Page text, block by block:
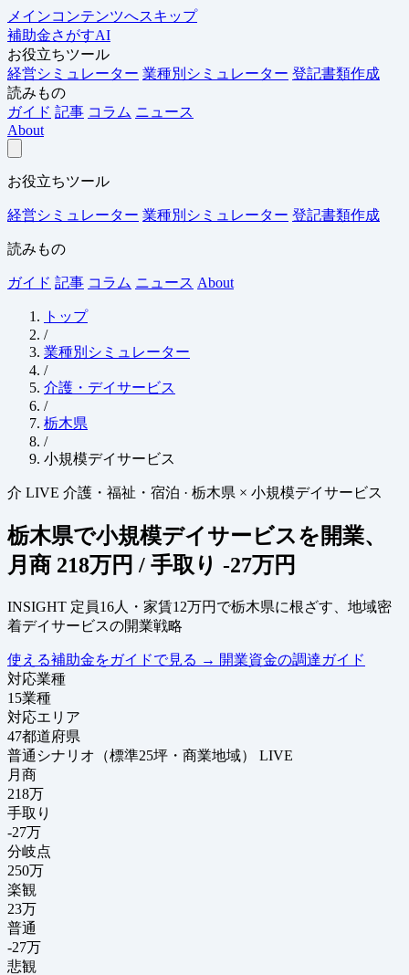
メインコンテンツへスキップ
補助金さがすAI
お役立ちツール
経営シミュレーター 業種別シミュレーター 登記書類作成
読みもの
ガイド 記事 コラム ニュース
About
お役立ちツール
経営シミュレーター 業種別シミュレーター 登記書類作成
読みもの
ガイド 記事 コラム ニュース About
トップ
/
業種別シミュレーター
/
介護・デイサービス
/
栃木県
/
小規模デイサービス
介 LIVE 介護・福祉・宿泊 · 栃木県 × 小規模デイサービス
栃木県で小規模デイサービスを開業、
月商 218万円 / 手取り -27万円
INSIGHT 定員16人・家賃12万円で栃木県に根ざす、地域密
着デイサービスの開業戦略
使える補助金をガイドで見る → 開業資金の調達ガイド
対応業種
15業種
対応エリア
47都道府県
普通シナリオ（標準25坪・商業地域）
LIVE
月商
218万
手取り
-27万
分岐点
250万
楽観
23万
普通
-27万
悲観